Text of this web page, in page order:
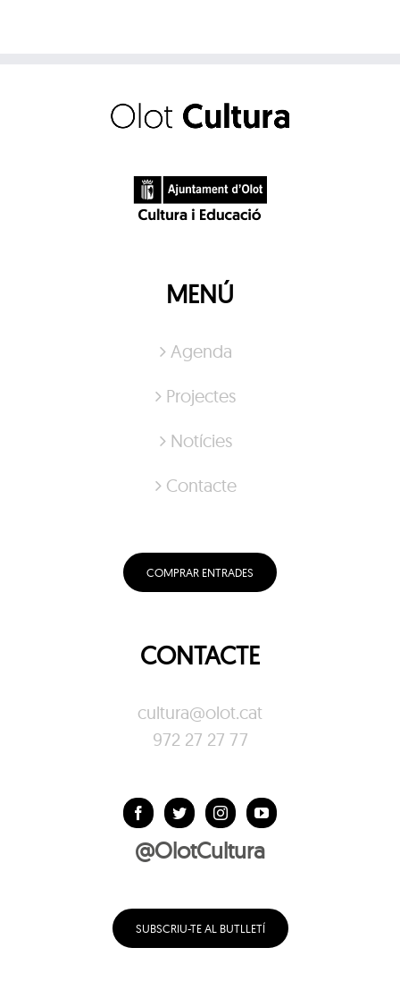
MENÚ
Agenda
Projectes
Notícies
Contacte
COMPRAR ENTRADES
CONTACTE
cultura@olot.cat
972 27 27 77
@OlotCultura
SUBSCRIU-TE AL BUTLLETÍ